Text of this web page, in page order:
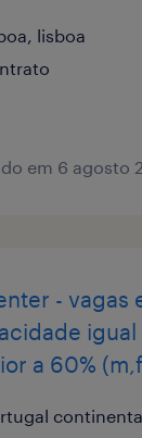
lisboa
em 6 agosto
- vagas
igual
a 60%